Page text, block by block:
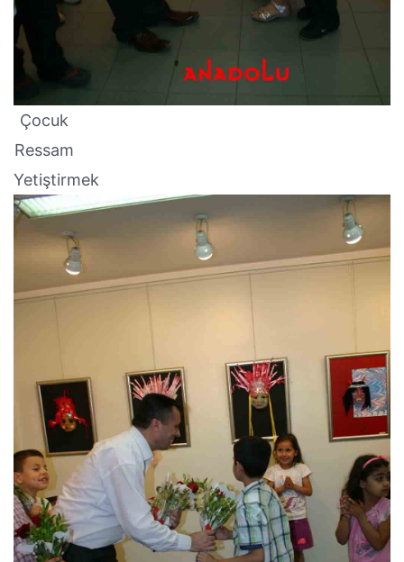
Çocuk
Ressam
Yetiştirmek